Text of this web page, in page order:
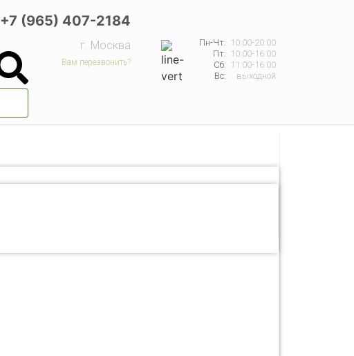
+7 (965) 407-2184
г. Москва
Вам перезвонить?
Пн-Чт: 10:00-20:00
Пт: 10:00-16:00
Сб: 11:00-16:00
Вс: выходной